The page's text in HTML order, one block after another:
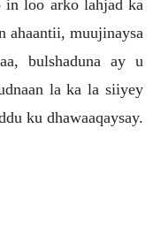
in loo arko lahjad ka
ahaantii, muujinaysa
bulshaduna ay u
la ka la siiyey
ku dhawaaqaysay.